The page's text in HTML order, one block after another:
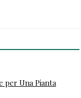
per Una Pianta